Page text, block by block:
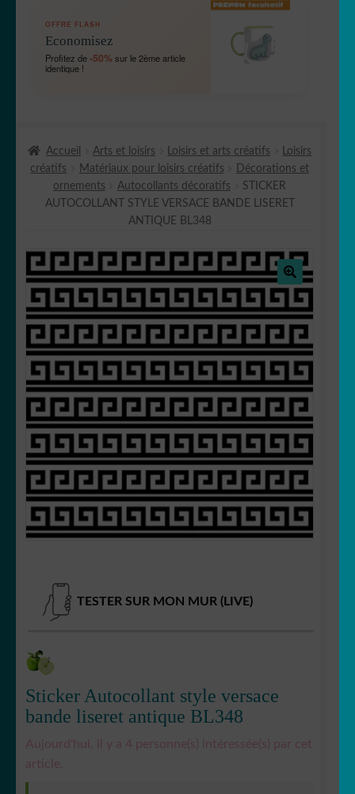
ENFANT
LE
MENU
🖨 3D et divers
OUVRIR
🐣 Décoration chambre Enfants
MENU
ENFANT
Générateur de sticker
☕ Mugs
Fait au Japon 🇯🇵
Votre espace
OUVRIR
LE
MENU
ENFANT
OFFRE FLASH
Economisez
Profitez de-50%sur le 2ème article
identique !
Accueil Arts et loisirs Loisirs et arts créatifs
Loisirs
créatifs
Matériaux pour loisirs créatifs
Décorations et
ornements
Autocollants décoratifs
STICKER
AUTOCOLLANT STYLE VERSACE BANDE LISERET
ANTIQUE BL348
🔍
TESTER SUR MON MUR (LIVE)
Sticker Autocollant style versace
bande liseret antique BL348
Aujourd'hui, il y a 4 personne(s) intéressée(s) par cet
article.